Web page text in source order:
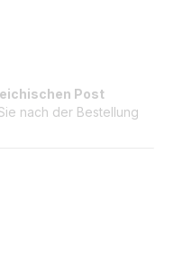
Post
nach der Bestellung